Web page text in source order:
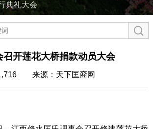
典礼大会
召开莲花大桥捐款动员大会
1,716 来源：天下匡裔网